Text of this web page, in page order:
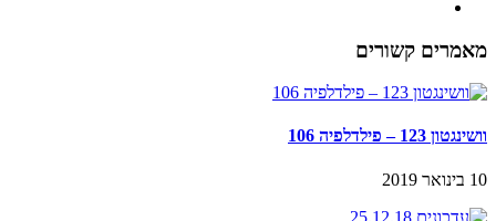
מאמרים קשורים
וושינגטון 123 – פילדלפיה 106
10 בינואר 2019